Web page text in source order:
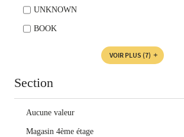
UNKNOWN
BOOK
VOIR PLUS (7)
Section
Aucune valeur
Magasin 4ème étage